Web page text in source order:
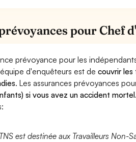
pour Chef
prévoyance pour les
d'enquêteurs est decouvrir les
. Les assurances prévoyances
si vous avez un accident mortel.
est destinée aux Travailleurs